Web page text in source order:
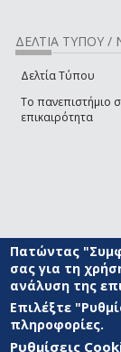
ΔΕΛΤΙΑ ΤΥΠΟΥ /
Δελτία Τύπου
Το πανεπιστήμιο
επικαιρότητα
© ΠΑΝΕΠΙΣΤΗΜΙΟ
ΑΝΑΠΤΥΞΗΣ
Πατώντας
σας για τη
ανάλυση της
Επιλέξτε
πληροφορίες.
Ρυθμίσεις